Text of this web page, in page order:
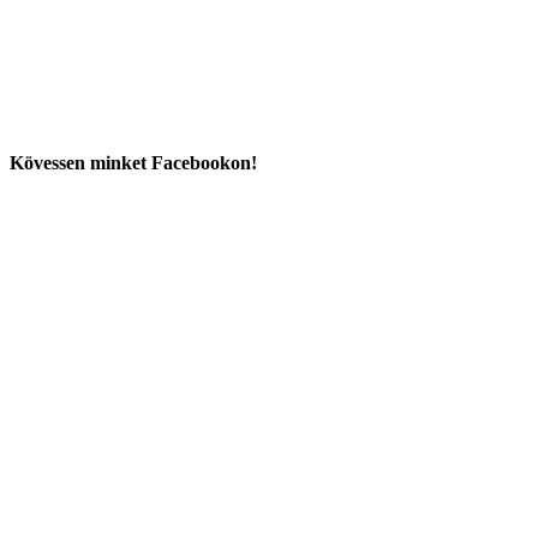
Kövessen minket Facebookon!